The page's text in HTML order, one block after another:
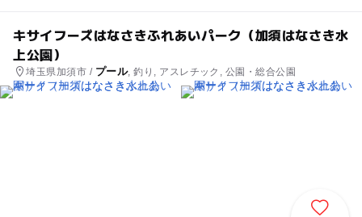
キサイフーズはなさきふれあいパーク（加須はなさき水
上公園）
埼玉県加須市 / プール, 釣り, アスレチック, 公園・総合公園